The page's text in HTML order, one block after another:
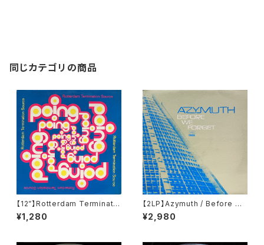
同じカテゴリの商品
【12”】Rotterdam Terminatio
n Source / Poing (SEP Musi
c) (EDGE 12-4)
¥1,280
【2LP】Azymuth / Before We
Forget (Far Out Recording
s) (FARO 046DLP)
¥2,980